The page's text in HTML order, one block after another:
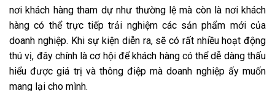
nơi khách hàng tham dự như thường lệ mà còn là nơi khách
hàng có thể trực tiếp trải nghiệm các sản phẩm mới của
doanh nghiệp. Khi sự kiện diễn ra, sẽ có rất nhiều hoạt động
thú vị, đây chính là cơ hội để khách hàng có thể dễ dàng thấu
hiểu được giá trị và thông điệp mà doanh nghiệp ấy muốn
mang lại cho mình.